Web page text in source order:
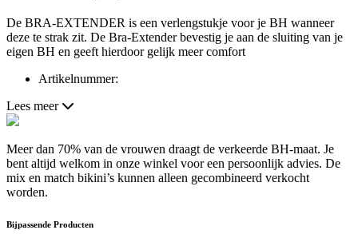
De BRA-EXTENDER is een verlengstukje voor je BH wanneer
deze te strak zit. De Bra-Extender bevestig je aan de sluiting van je
eigen BH en geeft hierdoor gelijk meer comfort
Artikelnummer:
Lees meer
Meer dan 70% van de vrouwen draagt de verkeerde BH-maat. Je
bent altijd welkom in onze winkel voor een persoonlijk advies. De
mix en match bikini’s kunnen alleen gecombineerd verkocht
worden.
Bijpassende Producten